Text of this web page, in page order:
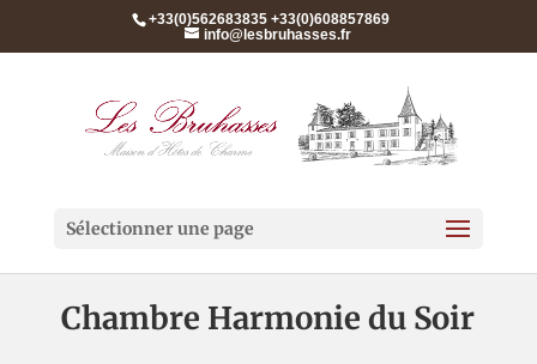
+33(0)562683835 +33(0)608857869
info@lesbruhasses.fr
Sélectionner une page
Chambre Harmonie du Soir